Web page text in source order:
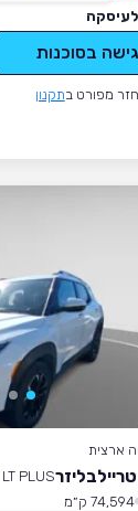
בסוכנות
מפורט בתקנון
ארצית
LT PLUS
74,594 ק״מ